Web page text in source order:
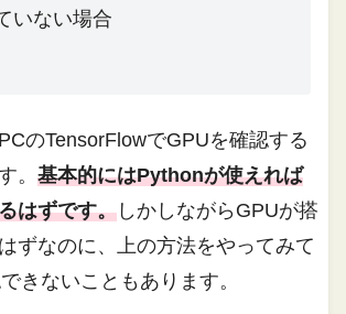
いない場合
のTensorFlowでGPUを確認する
。基本的にはPythonが使えれば
はずです。しかしながらGPUが搭
ずなのに、上の方法をやってみて
きないこともあります。